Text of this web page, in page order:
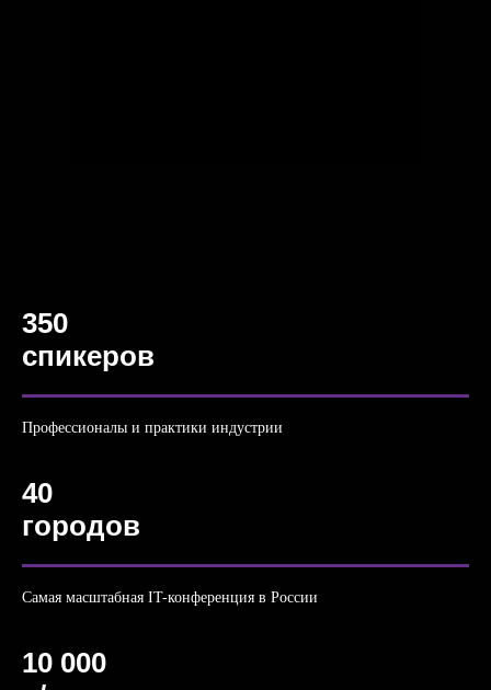
350
спикеров
Профессионалы и практики индустрии
40
городов
Самая масштабная IT-конференция в России
10 000